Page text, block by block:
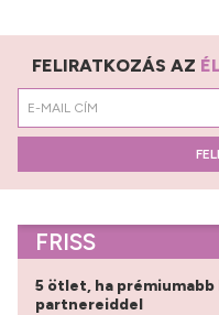
FELIRATKOZÁS AZ
FRISS
5 ötlet, ha
partnereiddel